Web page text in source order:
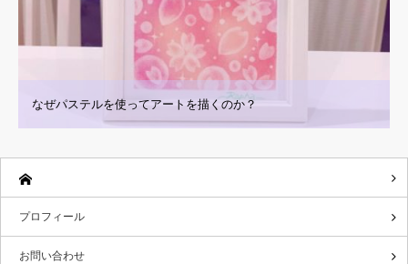
なぜパステルを使ってアートを描くのか？
プロフィール
お問い合わせ